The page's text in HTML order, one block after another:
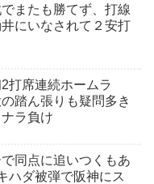
またも勝てず、打線
にいなされて２安打
打席連続ホームラ
踏ん張りも疑問多き
ラ負け
同点に追いつくもあ
ハダ被弾で阪神にス